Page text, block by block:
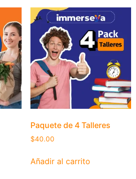
Paquete de 4 Talleres
$40.00
Añadir al carrito